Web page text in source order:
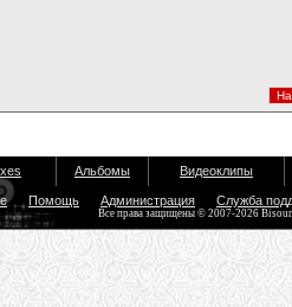
Альбомы Видеоклипы
Помощь Администрация Служба
Все права защищены © 2007-2026